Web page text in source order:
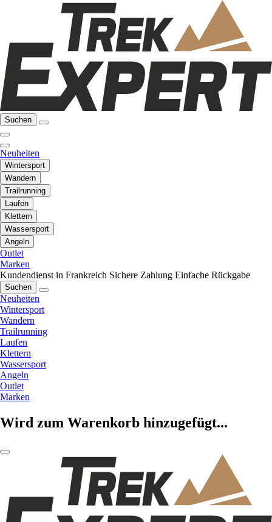
Suchen
Neuheiten
Wintersport
Wandern
Trailrunning
Laufen
Klettern
Wassersport
Angeln
Outlet
Marken
Kundendienst in Frankreich Sichere Zahlung Einfache Rückgabe
Suchen
Neuheiten
Wintersport
Wandern
Trailrunning
Laufen
Klettern
Wassersport
Angeln
Outlet
Marken
Wird zum Warenkorb hinzugefügt...